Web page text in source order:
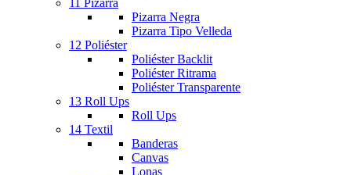
11 Pizarra
Pizarra Negra
Pizarra Tipo Velleda
12 Poliéster
Poliéster Backlit
Poliéster Ritrama
Poliéster Transparente
13 Roll Ups
Roll Ups
14 Textil
Banderas
Canvas
Lonas